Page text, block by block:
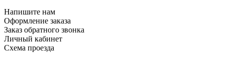
Напишите нам
Оформление заказа
Заказ обратного звонка
Личный кабинет
Схема проезда